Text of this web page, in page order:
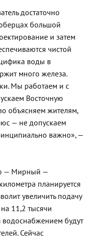
достаточно
большой
и затем
чистой
воды в
много железа.
Мы работаем и с
Восточную
объясняем жителям,
— не допускаем
важно», —
— Мирный —
планируется
увеличить подачу
11,2 тысячи
водоснабжением будут
Сейчас